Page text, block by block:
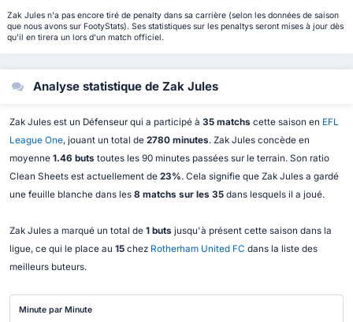
Zak Jules n'a pas encore tiré de penalty dans sa carrière (selon les données de saison
que nous avons sur FootyStats). Ses statistiques sur les penaltys seront mises à jour dès
qu'il en tirera un lors d'un match officiel.
Analyse statistique de Zak Jules
Zak Jules est un Défenseur qui a participé à 35 matchs cette saison en EFL
League One, jouant un total de 2780 minutes. Zak Jules concède en
moyenne 1.46 buts toutes les 90 minutes passées sur le terrain. Son ratio
Clean Sheets est actuellement de 23%. Cela signifie que Zak Jules a gardé
une feuille blanche dans les 8 matchs sur les 35dans lesquels il a joué.
Zak Jules a marqué un total de 1 buts jusqu'à présent cette saison dans la
ligue, ce qui le place au 15chez Rotherham United FC dans la liste des
meilleurs buteurs.
Minute par Minute